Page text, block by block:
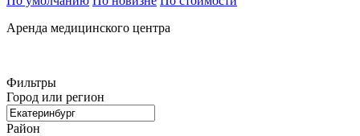
Аренда медицинского центра
Фильтры
Город или регион
Район